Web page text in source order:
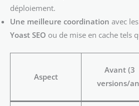
déploiement.
Une meilleure coordination avec
Yoast SEO ou de mise en cache tels
Aspect
Avant (3
versions/